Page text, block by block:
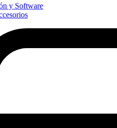
y Software